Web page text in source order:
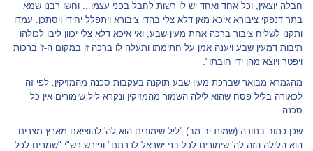
חבלה יוצאין, וכל אחד ואחד יש לו רשות לחבל בפני עצמו... וחשו רבנן שמא
בתר דנפקי ציבורא איכא מאן דלא צלי בהדי ציבורא ויתפלל יחידי ויסתכן. עמדו
ותקנו לשליח ציבור ברכה אחת מעין שבע, ואי איכא דלא צלי יכוון ליבו לכולהו
תיבות דמעין שבע ויענה אמן על חתימתו ותעלה לו ברכה זו במקום ה-ז' ברכות
ויפטר ויוצא מהן ידי חובתו".
מהגמרא מבואר שברכת מעין שבע תוקנה בעקבות סכנה מהמזיקין. לפי זה
לכאורה בליל פסח שהוא לילה השמור מהמזיקין ונקרא ליל שימורים אין כל
סכנה.
שכן כתוב בתורה (שמות יב מב) "ליל שימורים הוא לה' להוציאם מארץ מצרים
הוא הלילה הזה לה' שימורים לכל בני ישראל לדרתם" ופירש רש"י "שמרים לכל